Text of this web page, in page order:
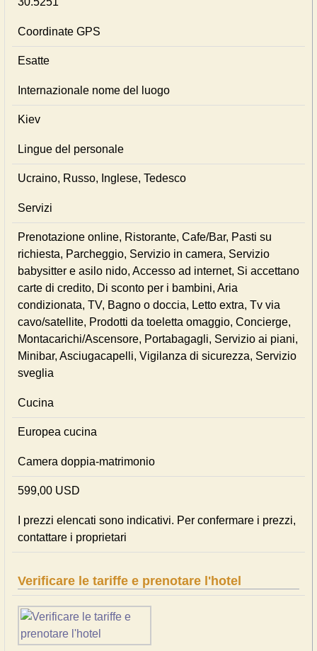
Coordinate GPS
Esatte
Internazionale nome del luogo
Kiev
Lingue del personale
Ucraino, Russo, Inglese, Tedesco
Servizi
Prenotazione online, Ristorante, Cafe/Bar, Pasti su
richiesta, Parcheggio, Servizio in camera, Servizio
babysitter e asilo nido, Accesso ad internet, Si accettano
carte di credito, Di sconto per i bambini, Aria
condizionata, TV, Bagno o doccia, Letto extra, Tv via
cavo/satellite, Prodotti da toeletta omaggio, Concierge,
Montacarichi/Ascensore, Portabagagli, Servizio ai piani,
Minibar, Asciugacapelli, Vigilanza di sicurezza, Servizio
sveglia
Cucina
Europea cucina
Camera doppia-matrimonio
599,00 USD
I prezzi elencati sono indicativi. Per confermare i prezzi,
contattare i proprietari
Verificare le tariffe e prenotare l'hotel